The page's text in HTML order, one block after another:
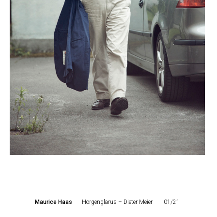
Maurice Haas Horgenglarus – Dieter Meier 01/21